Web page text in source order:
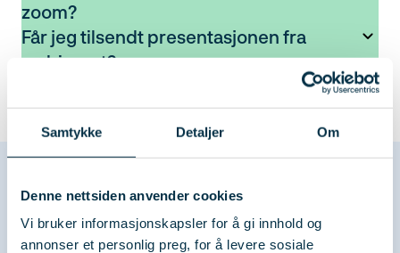
Samtykke Detaljer Om
Denne nettsiden anvender cookies
Vi bruker informasjonskapsler for å gi innhold og
annonser et personlig preg, for å levere sosiale
zoom?
Får jeg tilsendt presentasjonen fra
webinaret?
Jeg har blitt "kastet ut" av webinaret